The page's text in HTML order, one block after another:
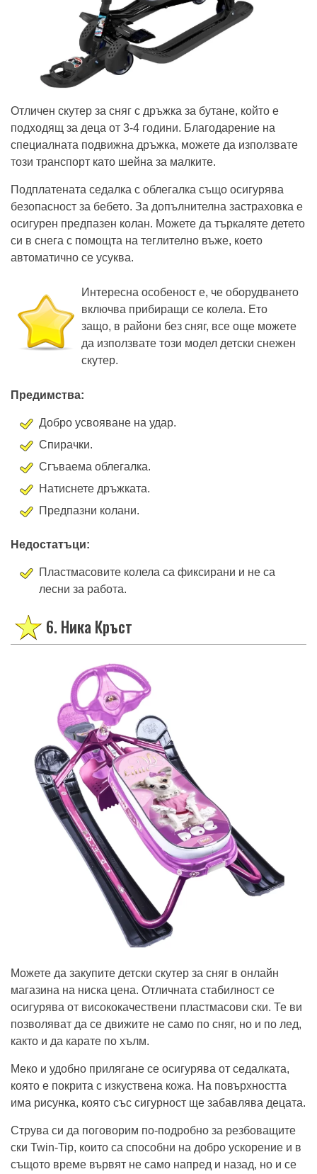
Отличен скутер за сняг с дръжка за бутане, който е
подходящ за деца от 3-4 години. Благодарение на
специалната подвижна дръжка, можете да използвате
този транспорт като шейна за малките.
Подплатената седалка с облегалка също осигурява
безопасност за бебето. За допълнителна застраховка е
осигурен предпазен колан. Можете да търкаляте детето
си в снега с помощта на теглително въже, което
автоматично се усуква.
Интересна особеност е, че оборудването
включва прибиращи се колела. Ето
защо, в райони без сняг, все още можете
да използвате този модел детски снежен
скутер.
Предимства:
Добро усвояване на удар.
Спирачки.
Сгъваема облегалка.
Натиснете дръжката.
Предпазни колани.
Недостатъци:
Пластмасовите колела са фиксирани и не са
лесни за работа.
6. Ника Кръст
Можете да закупите детски скутер за сняг в онлайн
магазина на ниска цена. Отличната стабилност се
осигурява от висококачествени пластмасови ски. Те ви
позволяват да се движите не само по сняг, но и по лед,
както и да карате по хълм.
Меко и удобно прилягане се осигурява от седалката,
която е покрита с изкуствена кожа. На повърхността
има рисунка, която със сигурност ще забавлява децата.
Струва си да поговорим по-подробно за резбоващите
ски Twin-Tip, които са способни на добро ускорение и в
същото време вървят не само напред и назад, но и се